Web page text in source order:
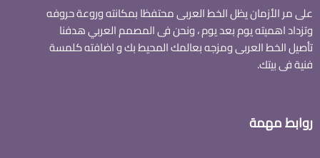
على مر الأزمان يظل الخط العربى محتفظا بمكانته وروعة حروفه
وتزداد اهميته يوم بعد يوم ، ونحن فى المصمم العربي هدفنا
تأصيل الخط العربى ومزجه بعالمك المحيط بك و اضافته كلمسة
فنية فى بيتك.
روابط مهمة